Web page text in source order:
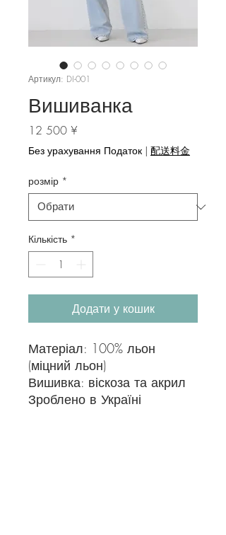
Артикул: DI-001
Вишиванка
12 500 ¥Ціна
Без урахування Податок | 配送料金
розмір *
Кількість *
Додати у кошик
Матеріал: 100% льон
(міцний льон)
Вишивка: віскоза та акрил
Зроблено в Україні